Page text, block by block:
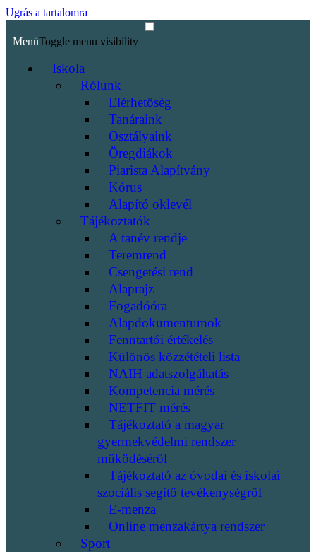
Ugrás a tartalomra
MenüToggle menu visibility
Iskola
Rólunk
Elérhetőség
Tanáraink
Osztályaink
Öregdiákok
Piarista Alapítvány
Kórus
Alapító oklevél
Tájékoztatók
A tanév rendje
Teremrend
Csengetési rend
Alaprajz
Fogadóóra
Alapdokumentumok
Fenntartói értékelés
Különös közzétételi lista
NAIH adatszolgáltatás
Kompetencia mérés
NETFIT mérés
Tájékoztató a magyar
gyermekvédelmi rendszer
működéséről
Tájékoztató az óvodai és iskolai
szociális segítő tevékenységről
E-menza
Online menzakártya rendszer
Sport